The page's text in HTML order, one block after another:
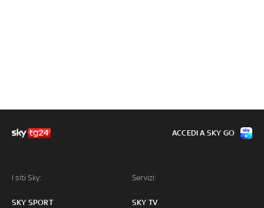
I siti Sky:
SKY SPORT
Servizi:
SKY TV
ACCEDI A SKY GO